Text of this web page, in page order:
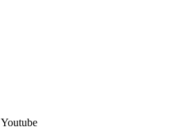
Youtube